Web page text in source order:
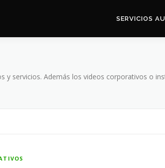
SERVICIOS
servicios. Además los videos corporativos o